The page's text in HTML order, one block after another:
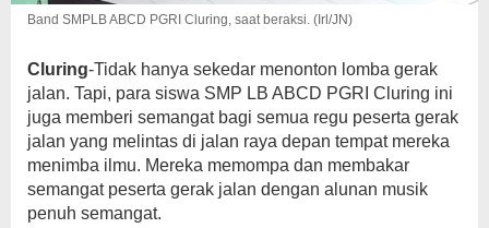
Band SMPLB ABCD PGRI Cluring, saat beraksi. (Irl/JN)
Cluring-Tidak hanya sekedar menonton lomba gerak
jalan. Tapi, para siswa SMP LB ABCD PGRI Cluring ini
juga memberi semangat bagi semua regu peserta gerak
jalan yang melintas di jalan raya depan tempat mereka
menimba ilmu. Mereka memompa dan membakar
semangat peserta gerak jalan dengan alunan musik
penuh semangat.